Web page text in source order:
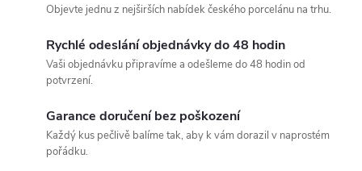
Objevte jednu z nejširších nabídek českého porcelánu na trhu.
Rychlé odeslání objednávky do 48 hodin
Vaši objednávku připravíme a odešleme do 48 hodin od
potvrzení.
Garance doručení bez poškození
Každý kus pečlivě balíme tak, aby k vám dorazil v naprostém
pořádku.